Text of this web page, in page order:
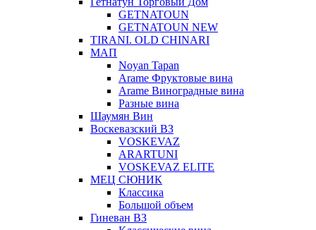
GETNATOUN
GETNATOUN NEW
TIRANI. OLD CHINARI
МАП
Noyan Tapan
Arame Фруктовые вина
Arame Виноградные вина
Разные вина
Шаумян Вин
Воскевазский ВЗ
VOSKEVAZ
ARARTUNI
VOSKEVAZ ELITE
МЕЦ СЮНИК
Классика
Большой объем
Гиневан ВЗ